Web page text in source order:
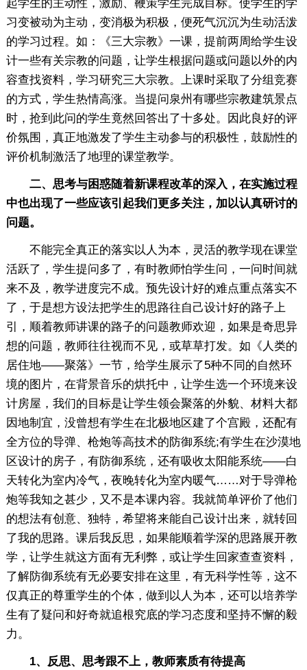
起学生的主动性，激励、鞭策学生完成目标。使学生的学
习变被动为主动，变消极为积极，便死气沉沉为生动活泼
的学习过程。如：《三大宗教》一课，提前两周给学生设
计一些有关宗教的问题，让学生根据问题或问题以外的内
容查找资料，学习研究三大宗教。上课时采取了分组竞赛
的方式，学生热情高涨。当提问泉州有哪些宗教建筑景点
时，抢到此问的学生竟然回答出了十多处。因此良好的评
价氛围，真正地激发了学生主动参与的积极性，鼓励性的
评价机制激活了地理的课堂教学。
二、思考与困惑随着新课程改革的深入，在实施过程
中也出现了一些应该引起我们更多关注，加以认真研讨的
问题。
不能完全真正的落实以人为本，灵活的教学现在课堂
活跃了，学生提问多了，有时教师怕学生问，一问时间就
来不及，教学进度完不成。预先设计好的难点重点落实不
了，于是想方设法把学生的思路往自己设计好的路子上
引，顺着教师讲课的路子的问题教师欢迎，如果是奇思异
想的问题，教师往往视而不见，或草草打发。如《人类的
居住地——聚落》一节，给学生展示了5种不同的自然环
境的图片，在背景音乐的烘托中，让学生选一个环境来设
计房屋，我们的目标是让学生领会聚落的外貌、材料大都
因地制宜，没曾想有学生在北极地区建了个宫殿，还配有
全方位的导弹、枪炮等高技术的防御系统;有学生在沙漠地
区设计的房子，有防御系统，还有吸收太阳能系统——白
天转化为室内冷气，夜晚转化为室内暖气……对于导弹枪
炮等我知之甚少，又不是本课内容。我就简单评价了他们
的想法有创意、独特，希望将来能自己设计出来，就转回
了我的思路。课后我反思，如果能顺着学深的思路展开教
学，让学生就这方面有无利弊，或让学生回家查查资料，
了解防御系统有无必要安排在这里，有无科学性等，这不
仅真正的尊重学生的个体，做到以人为本，还可以培养学
生有了疑问和好奇就追根究底的学习态度和坚持不懈的毅
力。
1、反思、思考跟不上，教师素质有待提高